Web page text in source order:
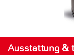
Ausstattung &